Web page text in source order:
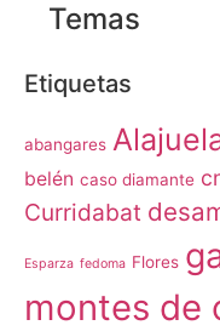
Temas
Etiquetas
abangares
belén caso diamante
Curridabat
Esparza fedoma Flores
montes de